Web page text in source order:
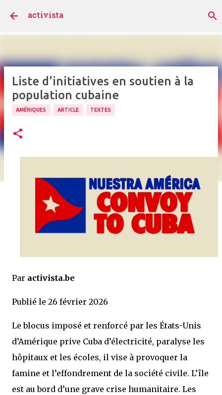
Accéder au contenu principal
activista
Liste d'initiatives en soutien à la
population cubaine
AMÉRIQUES ARTICLE TEXTES
Par activista.be
Publié le 26 février 2026
Le blocus imposé et renforcé par les États-Unis
d’Amérique prive Cuba d’électricité, paralyse les
hôpitaux et les écoles, il vise à provoquer la
famine et l’effondrement de la société civile. L’île
est au bord d’une grave crise humanitaire. Les